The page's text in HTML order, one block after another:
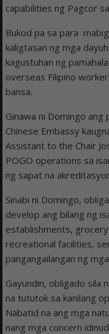
capabilities ng Pagcor
Bukod pa sa para
kaligtasan ng mga
kagustuhan ng
overseas Filipino
bansa.
Ginawa ni Domingo
Chinese Embassy
Assistant to the Chair
POGO operations sa
ng sapat na
Sinabi ni Domingo,
develop ang bilang ng
establishments,
recreational facilities,
pangangailangan ng
Gayundin, obligado sila
na tututok sa kanilang
Nabatid na ang mga
nang mga concern